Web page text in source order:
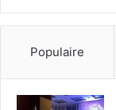
Populaire